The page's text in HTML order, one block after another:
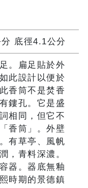
底徑4.1公分
。扁足貼於外
此設計以便於
香筒不是焚香
鏤孔。它是盛
相同，但它不
香筒」。外壁
有草亭、風帆
，青料深濃。
器。器底無釉
時期的景德鎮